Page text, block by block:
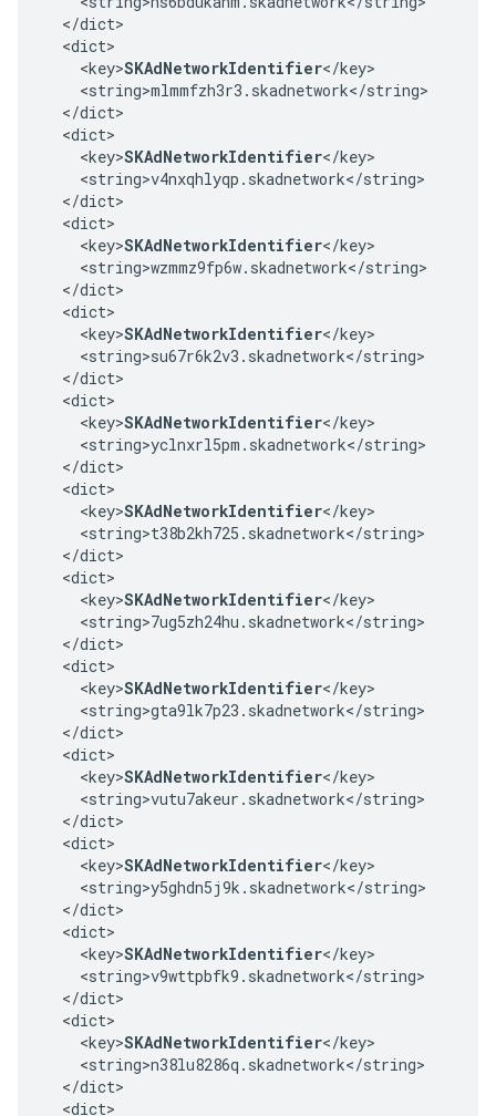
  </dict>
  <dict>
    <key>
SKAdNetworkIdentifier</key>
    <string>mlmmfzh3r3.skadnetwork</string>
  </dict>
  <dict>
    <key>
SKAdNetworkIdentifier</key>
    <string>v4nxqhlyqp.skadnetwork</string>
  </dict>
  <dict>
    <key>
SKAdNetworkIdentifier</key>
    <string>wzmmz9fp6w.skadnetwork</string>
  </dict>
  <dict>
    <key>
SKAdNetworkIdentifier</key>
    <string>su67r6k2v3.skadnetwork</string>
  </dict>
  <dict>
    <key>
SKAdNetworkIdentifier</key>
    <string>yclnxrl5pm.skadnetwork</string>
  </dict>
  <dict>
    <key>
SKAdNetworkIdentifier</key>
    <string>t38b2kh725.skadnetwork</string>
  </dict>
  <dict>
    <key>
SKAdNetworkIdentifier</key>
    <string>7ug5zh24hu.skadnetwork</string>
  </dict>
  <dict>
    <key>
SKAdNetworkIdentifier</key>
    <string>gta9lk7p23.skadnetwork</string>
  </dict>
  <dict>
    <key>
SKAdNetworkIdentifier</key>
    <string>vutu7akeur.skadnetwork</string>
  </dict>
  <dict>
    <key>
SKAdNetworkIdentifier</key>
    <string>y5ghdn5j9k.skadnetwork</string>
  </dict>
  <dict>
    <key>
SKAdNetworkIdentifier</key>
    <string>v9wttpbfk9.skadnetwork</string>
  </dict>
  <dict>
    <key>
SKAdNetworkIdentifier</key>
    <string>n38lu8286q.skadnetwork</string>
  </dict>
  <dict>